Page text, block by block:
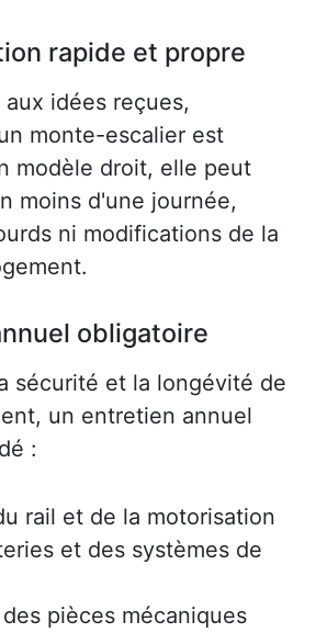
rapide et propre
idées reçues,
monte-escalier est
modèle droit, elle peut
moins d'une journée,
ni modifications de la
obligatoire
sécurité et la longévité de
un entretien annuel
:
rail et de la motorisation
et des systèmes de
pièces mécaniques